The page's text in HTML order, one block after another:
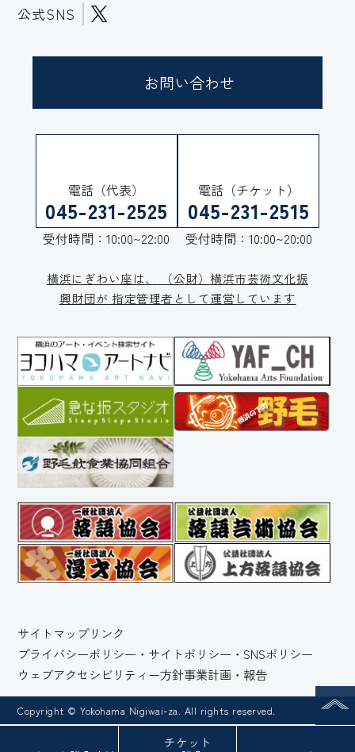
チケット
公式SNS
お問い合わせ
電話（代表）
045-231-2525
受付時間：10:00~22:00
電話（チケット）
045-231-2515
受付時間：10:00~20:00
横浜にぎわい座は、
（公財）横浜市芸術文化振
興財団が 指定管理者として運営しています
サイトマップリンク
プライバシーポリシー・サイトポリシー・SNSポリシー
ウェブアクセシビリティー方針事業計画・報告
Copyright © Yokohama Nigiwai-za. All rights reserved.